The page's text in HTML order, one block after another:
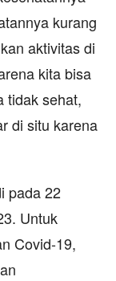
kurang
aktivitas di
kita bisa
tidak sehat,
di situ karena
pada 22
Untuk
Covid-19,